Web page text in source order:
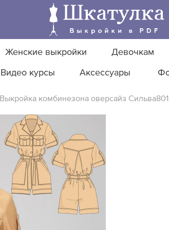
Женские выкройки Девочкам
Видео курсы Аксессуары
Выкройка комбинезона оверсайз Сильва801